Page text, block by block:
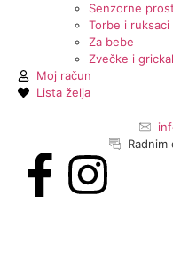
Senzorne
Torbe i ruksaci
Za bebe
Zvečke i
Moj račun
Lista želja